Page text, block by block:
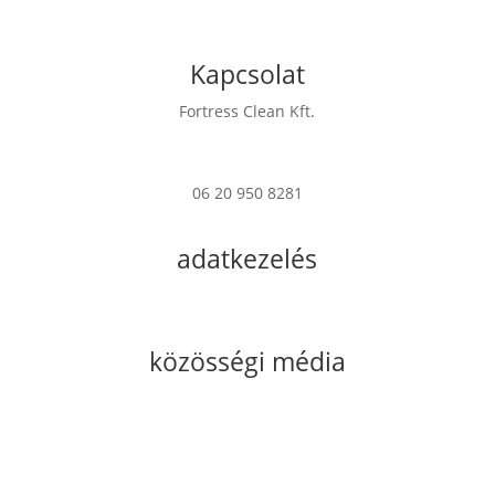
Kapcsolat
Fortress Clean Kft.
06 20 950 8281
adatkezelés
közösségi média